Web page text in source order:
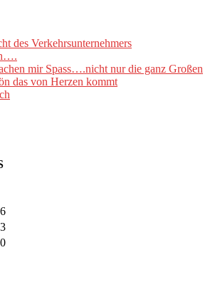
des Verkehrsunternehmers
mir Spass….nicht nur die ganz Großen
das von Herzen kommt